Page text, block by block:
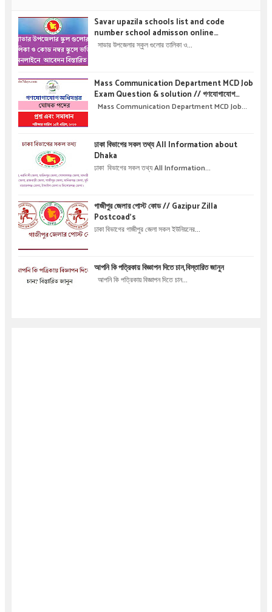
Savar upazila schools list and code
number school admisson online
application details !! সাভার উপজেলার স্কুল গুলোর
সাভার উপজেলার স্কুল গুলোর তালিকা ও...
Mass Communication Department MCD Job
Exam Question & solution // গণযোগাযোগ
অধিদপ্তরে নিয়োগ পরীক্ষার প্রশ্ন এবং সমাধান
Mass Communication Department MCD Job...
ঢাকা বিভাগের সকল তথ্য All Information about
Dhaka
ঢাকা বিভাগের সকল তথ্য All Information...
গাজীপুর জেলার পোস্ট কোড // Gazipur Zilla
Postcoad's
ঢাকা বিভাগের গাজীপুর জেলা সকল ইউনিয়নের...
আপনি কি পত্রিকায় বিজ্ঞাপন দিতে চান,বিস্তারিত জানুন
আপনি কি পত্রিকায় বিজ্ঞাপন দিতে চান...